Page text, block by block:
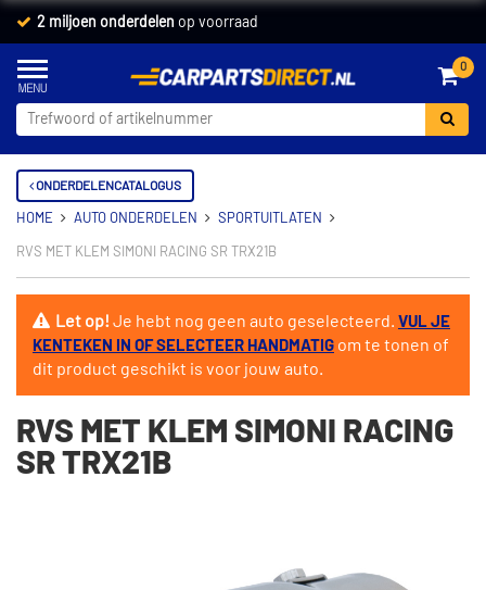
2 miljoen onderdelen op voorraad
0
ONDERDELENCATALOGUS
HOME AUTO ONDERDELEN SPORTUITLATEN
RVS MET KLEM SIMONI RACING SR TRX21B
Let op!Je hebt nog geen auto geselecteerd. VUL JE
KENTEKEN IN OF SELECTEER HANDMATIG om te tonen of
dit product geschikt is voor jouw auto.
RVS MET KLEM SIMONI RACING
SR TRX21B